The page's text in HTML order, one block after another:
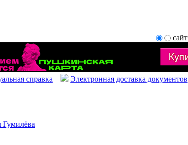
сайт
справка Электронная доставка документов
Гумилёва